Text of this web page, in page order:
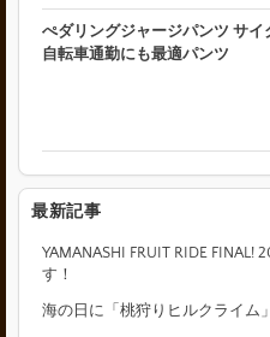
ぺダリングジャージパンツ サイ
自転車通勤にも最適パンツ
最新記事
YAMANASHI FRUIT RIDE FINAL!
す！
海の日に「桃狩りヒルクライム